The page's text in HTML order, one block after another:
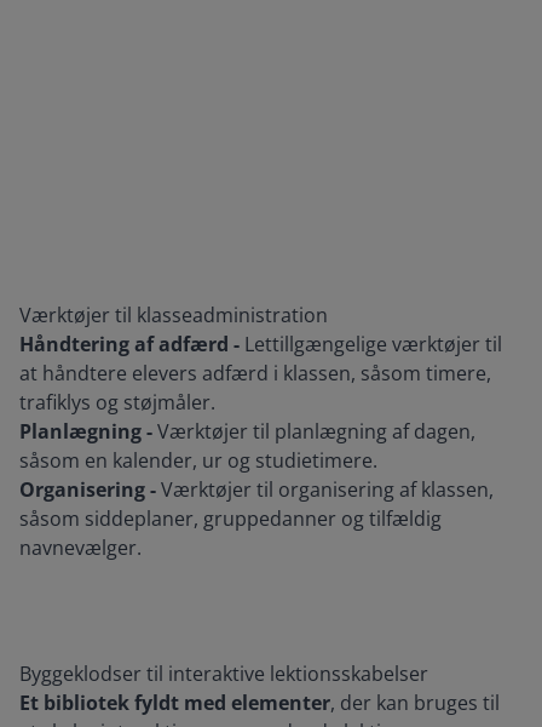
Værktøjer til klasseadministration
Håndtering af adfærd - Lettillgængelige værktøjer til
at håndtere elevers adfærd i klassen, såsom timere,
trafiklys og støjmåler.
Planlægning -Værktøjer til planlægning af dagen,
såsom en kalender, ur og studietimere.
Organisering -Værktøjer til organisering af klassen,
såsom siddeplaner, gruppedanner og tilfældig
navnevælger.
Byggeklodser til interaktive lektionsskabelser
Et bibliotek fyldt med elementer, der kan bruges til